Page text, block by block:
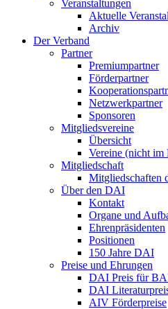
Veranstaltungen
Aktuelle
Archiv
Der Verband
Partner
Premiumpartner
Förderpartner
Netzwerkpartner
Sponsoren
Mitgliedsvereine
Übersicht
Vereine (nicht
Mitgliedschaft
Mitgliedschaften
Über den DAI
Kontakt
Organe und
Ehrenpräsidenten
Positionen
150 Jahre DAI
Preise und Ehrungen
DAI Preis für
DAI
AIV Förderpreise